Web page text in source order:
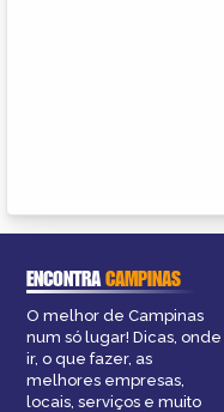
ENCONTRACAMPINAS
O melhor de Campinas
num só lugar! Dicas, onde
ir, o que fazer, as
melhores empresas,
locais, serviços e muito